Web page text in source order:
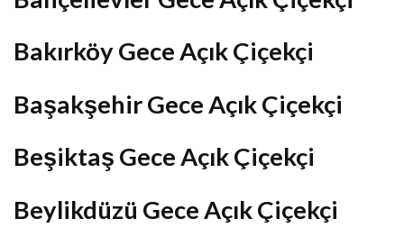
Bakırköy Gece Açık Çiçekçi
Başakşehir Gece Açık Çiçekçi
Beşiktaş Gece Açık Çiçekçi
Beylikdüzü Gece Açık Çiçekçi